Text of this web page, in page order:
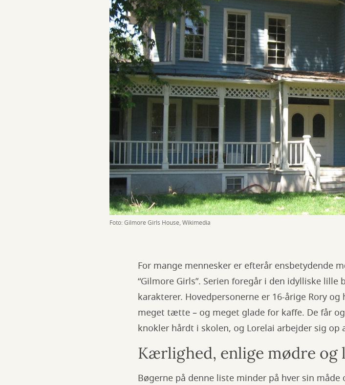
Foto: Gilmore Girls House, Wikimedia
For mange mennesker er efterår ensbetydende
“Gilmore Girls”. Serien foregår i den idylliske
karakterer. Hovedpersonerne er 16-årige Rory
meget tætte – og meget glade for kaffe. De får
knokler hårdt i skolen, og Lorelai arbejder sig op
Kærlighed, enlige mødre og
Bøgerne på denne liste minder på hver sin